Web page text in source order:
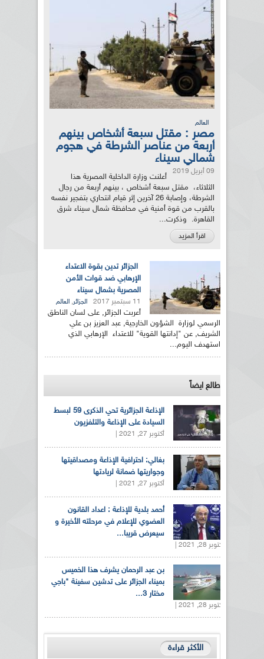
العالم
مصر : مقتل سبعة أشخاص بينهم
أربعة من عناصر الشرطة في هجوم
شمالي سيناء
09 أبريل 2019
أعلنت وزارة الداخلية المصرية هذا
الثلاثاء، مقتل سبعة أشخاص ، بينهم أربعة من رجال
الشرطة، وإصابة 26 آخرين إثر قيام انتحاري بتفجير نفسه
بالقرب من قوة أمنية في محافظة شمال سيناء شرق
القاهرة. وذكرت...
اقرأ المزيد
الجزائر تدين بقوة الاعتداء
الإرهابي ضد قوات الأمن
المصرية بشمال سيناء
11 سبتمبر 2017 الجزائر, العالم
أعربت الجزائر, على لسان الناطق
الرسمي لوزارة الشؤون الخارجية, عبد العزيز بن علي
الشريف, عن "إدانتها القوية" للاعتداء الإرهابي الذي
استهدف اليوم...
طالع ايضاً
الإذاعة الجزائرية تحي الذكرى 59 لبسط
السيادة على الإذاعة والتلفزيون
أكتوبر 27, 2021 |
بغالي: احترافية الإذاعة ومصداقيتها
وجواريتها ضمانة لريادتها
أكتوبر 27, 2021 |
أحمد بلدية للإذاعة : اعداد القانون
العضوي للإعلام في مرحلته الأخيرة و
سيعرض قريبا...
أكتوبر 28, 2021 |
بن عبد الرحمان يشرف هذا الخميس
بميناء الجزائر على تدشين سفينة "باجي
مختار 3...
أكتوبر 28, 2021 |
الأكثر قراءة